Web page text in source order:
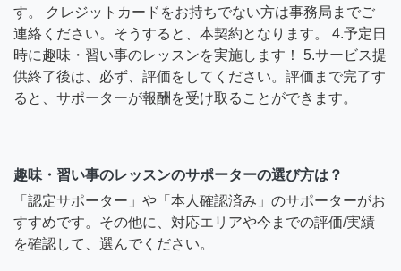
す。 クレジットカードをお持ちでない方は事務局までご
連絡ください。そうすると、本契約となります。 4.予定日
時に趣味・習い事のレッスンを実施します！ 5.サービス提
供終了後は、必ず、評価をしてください。評価まで完了す
ると、サポーターが報酬を受け取ることができます。
趣味・習い事のレッスンのサポーターの選び方は？
「認定サポーター」や「本人確認済み」のサポーターがお
すすめです。その他に、対応エリアや今までの評価/実績
を確認して、選んでください。